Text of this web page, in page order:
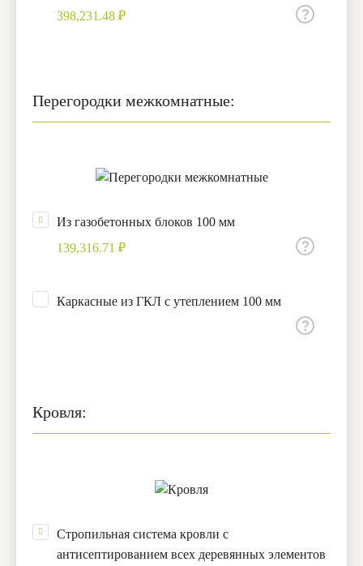
398,231.48 ₽
Перегородки межкомнатные:
Из газобетонных блоков 100 мм
139,316.71 ₽
Каркасные из ГКЛ с утеплением 100 мм
Кровля:
Стропильная система кровли с
антисептированием всех деревянных элементов